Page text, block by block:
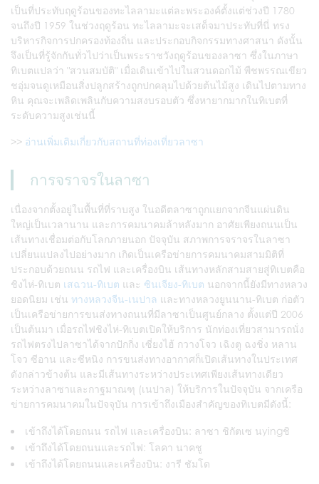
เป็นที่ประทับฤดูร้อนของทะไลลามะแต่ละพระองค์ตั้งแต่ช่วงปี 1780
จนถึงปี 1959 ในช่วงฤดูร้อน ทะไลลามะจะเสด็จมาประทับที่นี่ ทรง
บริหารกิจการปกครองท้องถิ่น และประกอบกิจกรรมทางศาสนา ดังนั้น
จึงเป็นที่รู้จักกันทั่วไปว่าเป็นพระราชวังฤดูร้อนของลาซา ซึ่งในภาษา
ทิเบตแปลว่า "สวนสมบัติ" เมื่อเดินเข้าไปในสวนดอกไม้ พืชพรรณเขียว
ชอุ่มจนดูเหมือนสิ่งปลูกสร้างถูกปกคลุมไปด้วยต้นไม้สูง เดินไปตามทาง
หิน คุณจะเพลิดเพลินกับความสงบรอบตัว ซึ่งหายากมากในทิเบตที่
ระดับความสูงเช่นนี้
>> อ่านเพิ่มเติมเกี่ยวกับสถานที่ท่องเที่ยวลาซา
การจราจรในลาซา
เนื่องจากตั้งอยู่ในพื้นที่ที่ราบสูง ในอดีตลาซาถูกแยกจากจีนแผ่นดิน
ใหญ่เป็นเวลานาน และการคมนาคมล้าหลังมาก อาศัยเพียงถนนเป็น
เส้นทางเชื่อมต่อกับโลกภายนอก ปัจจุบัน สภาพการจราจรในลาซา
เปลี่ยนแปลงไปอย่างมาก เกิดเป็นเครือข่ายการคมนาคมสามมิติที่
ประกอบด้วยถนน รถไฟ และเครื่องบิน เส้นทางหลักสามสายสู่ทิเบตคือ
ชิงไห่-ทิเบต เสฉวน-ทิเบต และ ซินเจียง-ทิเบต นอกจากนี้ยังมีทางหลวง
ยอดนิยม เช่น ทางหลวงจีน-เนปาล และทางหลวงยูนนาน-ทิเบต ก่อตัว
เป็นเครือข่ายการขนส่งทางถนนที่มีลาซาเป็นศูนย์กลาง ตั้งแต่ปี 2006
เป็นต้นมา เมื่อรถไฟชิงไห่-ทิเบตเปิดให้บริการ นักท่องเที่ยวสามารถนั่ง
รถไฟตรงไปลาซาได้จากปักกิ่ง เซี่ยงไฮ้ กวางโจว เฉิงตู ฉงชิ่ง หลาน
โจว ซีอาน และซีหนิง การขนส่งทางอากาศก็เปิดเส้นทางในประเทศ
ดังกล่าวข้างต้น และมีเส้นทางระหว่างประเทศเพียงเส้นทางเดียว
ระหว่างลาซาและกาฐมาณฑุ (เนปาล) ให้บริการในปัจจุบัน จากเครือ
ข่ายการคมนาคมในปัจจุบัน การเข้าถึงเมืองสำคัญของทิเบตมีดังนี้:
เข้าถึงได้โดยถนน รถไฟ และเครื่องบิน: ลาซา ชิกัตเซ นyingชิ
เข้าถึงได้โดยถนนและรถไฟ: โลคา นาคชู
เข้าถึงได้โดยถนนและเครื่องบิน: งารี ชัมโด